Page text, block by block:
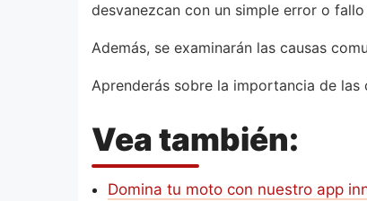
desvanezcan con un simple error o
Además, se examinarán las causas
Aprenderás sobre la importancia de
Vea también:
Domina tu moto con nuestro app